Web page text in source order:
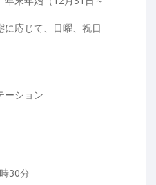
に応じて、日曜、祝日
ーション
30分